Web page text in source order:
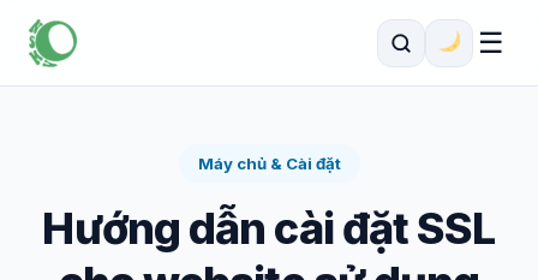
☰
Máy chủ & Cài đặt
Hướng dẫn cài đặt SSL